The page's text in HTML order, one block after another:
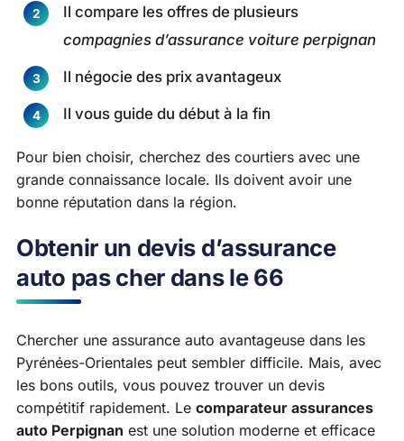
Il compare les offres de plusieurs
compagnies d’assurance voiture perpignan
Il négocie des prix avantageux
Il vous guide du début à la fin
Pour bien choisir, cherchez des courtiers avec une
grande connaissance locale. Ils doivent avoir une
bonne réputation dans la région.
Obtenir un devis d’assurance
auto pas cher dans le 66
Chercher une assurance auto avantageuse dans les
Pyrénées-Orientales peut sembler difficile. Mais, avec
les bons outils, vous pouvez trouver un devis
compétitif rapidement. Le comparateur assurances
auto Perpignan est une solution moderne et efficace